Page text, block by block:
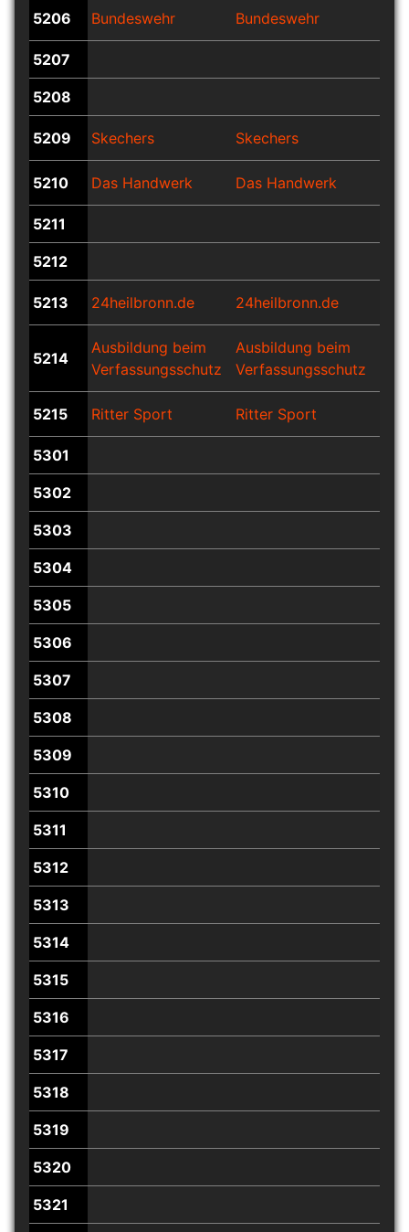
5206 Bundeswehr Bundeswehr
5207
5208
5209 Skechers Skechers
5210 Das Handwerk Das Handwerk
5211
5212
5213 24heilbronn.de 24heilbronn.de
5214
Ausbildung beim
Verfassungsschutz
Ausbildung beim
Verfassungsschutz
5215 Ritter Sport Ritter Sport
5301
5302
5303
5304
5305
5306
5307
5308
5309
5310
5311
5312
5313
5314
5315
5316
5317
5318
5319
5320
5321